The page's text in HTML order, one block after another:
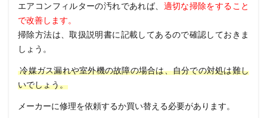
エアコンフィルターの汚れであれば、 適切な掃除をすること
で改善します。
掃除方法は、取扱説明書に記載してあるので確認しておきま
しょう。
冷媒ガス漏れや室外機の故障の場合は、自分での対処は難し
いでしょう。
メーカーに修理を依頼するか買い替える必要があります。